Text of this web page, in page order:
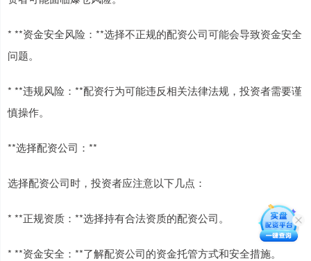
* **资金安全风险：**选择不正规的配资公司可能会导致资金安全
问题。
* **违规风险：**配资行为可能违反相关法律法规，投资者需要谨
慎操作。
**选择配资公司：**
选择配资公司时，投资者应注意以下几点：
* **正规资质：**选择持有合法资质的配资公司。
* **资金安全：**了解配资公司的资金托管方式和安全措施。